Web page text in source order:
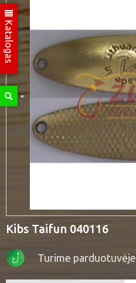
Katalogas
Kibs Taifun 040116
Turime parduotuvėje